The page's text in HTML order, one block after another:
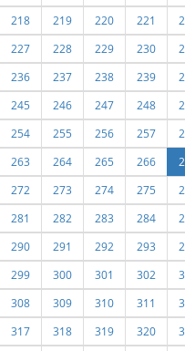
218
219 220 221
227
228 229 230
236
237 238 239
245
246 247 248
254
255 256 257
263
264 265 266
272
273 274 275
281
282 283 284
290
291 292 293
299
300 301 302
308
309 310 311
317
318 319 320